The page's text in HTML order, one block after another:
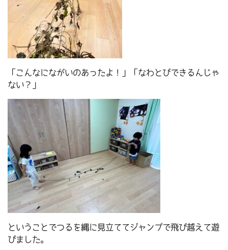
「こんなにながいのあったよ！」「なわとびできるんじゃ
ない？」
ということでつるを縄に見立ててジャンプで飛び越えて遊
びました。